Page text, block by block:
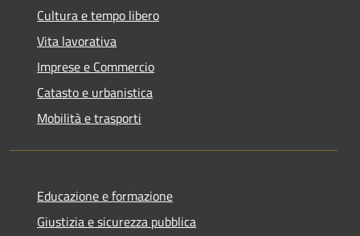
Cultura e tempo libero
Vita lavorativa
Imprese e Commercio
Catasto e urbanistica
Mobilità e trasporti
Educazione e formazione
Giustizia e sicurezza pubblica